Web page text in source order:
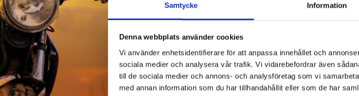
Samtycke Information
Denna webbplats använder cookies
Vi använder enhetsidentifierare för att anpassa innehållet och
sociala medier och analysera vår trafik. Vi vidarebefordrar även
till de sociala medier och annons- och analysföretag som vi
med annan information som du har tillhandahållit eller som de har